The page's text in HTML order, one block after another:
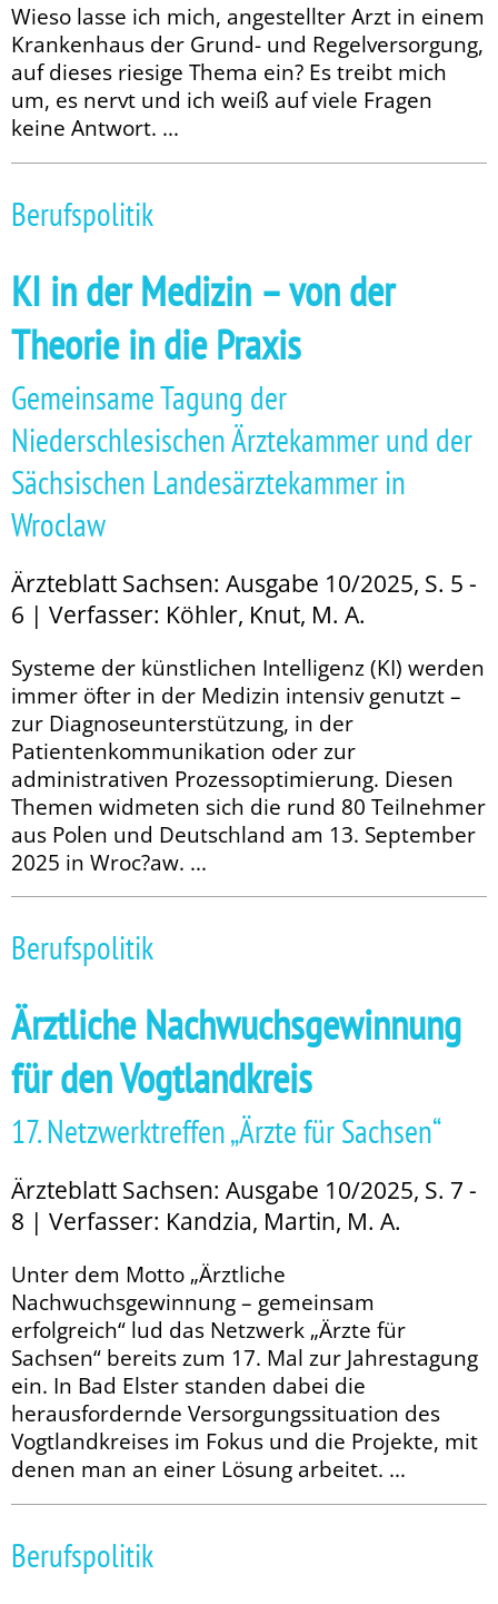
Wieso lasse ich mich, angestellter Arzt in einem
Krankenhaus der Grund- und Regelversorgung,
auf dieses riesige Thema ein? Es treibt mich
um, es nervt und ich weiß auf viele Fragen
keine Antwort. ...
Berufspolitik
KI in der Medizin – von der
Theorie in die Praxis
Gemeinsame Tagung der
Niederschlesischen Ärztekammer und der
Sächsischen Landesärztekammer in
Wroclaw
Ärzteblatt Sachsen: Ausgabe 10/2025, S. 5 -
6 | Verfasser: Köhler, Knut, M. A.
Systeme der künstlichen Intelligenz (KI) werden
immer öfter in der Medizin intensiv genutzt –
zur Diagnoseunterstützung, in der
Patientenkommunikation oder zur
administrativen Prozessoptimierung. Diesen
Themen widmeten sich die rund 80 Teilnehmer
aus Polen und Deutschland am 13. September
2025 in Wroc?aw. ...
Berufspolitik
Ärztliche Nachwuchsgewinnung
für den Vogtlandkreis
17. Netzwerktreffen „Ärzte für Sachsen“
Ärzteblatt Sachsen: Ausgabe 10/2025, S. 7 -
8 | Verfasser: Kandzia, Martin, M. A.
Unter dem Motto „Ärztliche
Nachwuchsgewinnung – gemeinsam
erfolgreich“ lud das Netzwerk „Ärzte für
Sachsen“ bereits zum 17. Mal zur Jahrestagung
ein. In Bad Elster standen dabei die
herausfordernde Versorgungssituation des
Vogtlandkreises im Fokus und die Projekte, mit
denen man an einer Lösung arbeitet. ...
Berufspolitik